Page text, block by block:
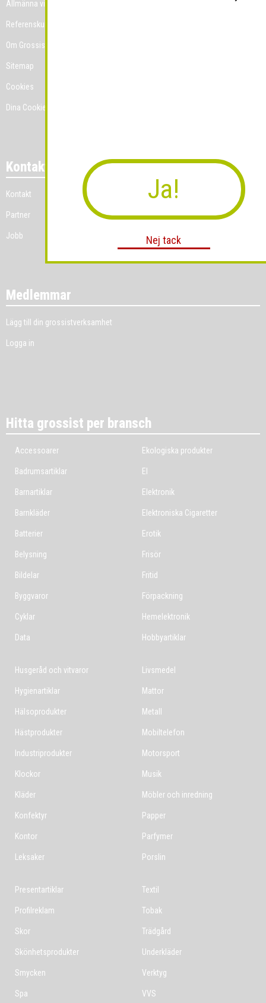
Allmänna villkor
Referenskunder
Om Grossist.se
Sitemap
Cookies
Dina Cookie-prefenser
Kontakt
Kontakt
Partner
Jobb
Medlemmar
Lägg till din grossistverksamhet
Logga in
Hitta grossist per bransch
Accessoarer
Badrumsartiklar
Barnartiklar
Barnkläder
Batterier
Belysning
Bildelar
Byggvaror
Cyklar
Data
Ekologiska produkter
El
Elektronik
Elektroniska Cigaretter
Erotik
Frisör
Fritid
Förpackning
Hemelektronik
Hobbyartiklar
Husgeråd och vitvaror
Hygienartiklar
Hälsoprodukter
Hästprodukter
Industriprodukter
Klockor
Kläder
Konfektyr
Kontor
Leksaker
Livsmedel
Mattor
Metall
Mobiltelefon
Motorsport
Musik
Möbler och inredning
Papper
Parfymer
Porslin
Presentartiklar
Profilreklam
Skor
Skönhetsprodukter
Smycken
Spa
Textil
Tobak
Trädgård
Underkläder
Verktyg
VVS
Ja!
Nej tack